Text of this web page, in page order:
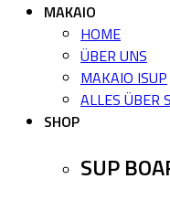
MAKAIO
HOME
ÜBER UNS
MAKAIO ISUP
ALLES ÜBER
SHOP
SUP